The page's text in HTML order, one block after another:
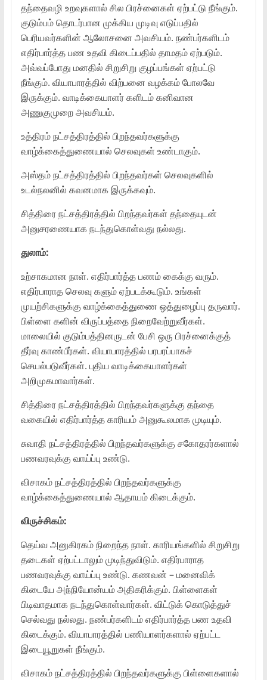
தந்தைவழி உறவுகளால் சில பிரச்னைகள் ஏற்பட்டு நீங்கும்.
குடும்பம் தொடர்பான முக்கிய முடிவு எடுப்பதில்
பெரியவர்களின் ஆலோசனை அவசியம். நண்பர்களிடம்
எதிர்பார்த்த பண உதவி கிடைப்பதில் தாமதம் ஏற்படும்.
அவ்வப்போது மனதில் சிறுசிறு குழப்பங்கள் ஏற்பட்டு
நீங்கும். வியாபாரத்தில் விற்பனை வழக்கம் போலவே
இருக்கும். வாடிக்கையாளர் களிடம் கனிவான
அணுகுமுறை அவசியம்.
உத்திரம் நட்சத்திரத்தில் பிறந்தவர்களுக்கு
வாழ்க்கைத்துணையால் செலவுகள் உண்டாகும்.
அஸ்தம் நட்சத்திரத்தில் பிறந்தவர்கள் செலவுகளில்
உடல்நலனில் கவனமாக இருக்கவும்.
சித்திரை நட்சத்திரத்தில் பிறந்தவர்கள் தந்தையுடன்
அனுசரணையாக நடந்துகொள்வது நல்லது.
துலாம்:
உற்சாகமான நாள். எதிர்பார்த்த பணம் கைக்கு வரும்.
எதிர்பாராத செலவு களும் ஏற்படக்கூடும். உங்கள்
முயற்சிகளுக்கு வாழ்க்கைத்துணை ஒத்துழைப்பு தருவார்.
பிள்ளை களின் விருப்பத்தை நிறைவேற்றுவீர்கள்.
மாலையில் குடும்பத்தினருடன் பேசி ஒரு பிரச்னைக்குத்
தீர்வு காண்பீர்கள். வியாபாரத்தில் பரபரப்பாகச்
செயல்படுவீர்கள். புதிய வாடிக்கையாளர்கள்
அறிமுகமாவார்கள்.
சித்திரை நட்சத்திரத்தில் பிறந்தவர்களுக்கு தந்தை
வகையில் எதிர்பார்த்த காரியம் அனுகூலமாக முடியும்.
சுவாதி நட்சத்திரத்தில் பிறந்தவர்களுக்கு சகோதரர்களால்
பணவரவுக்கு வாய்ப்பு உண்டு.
விசாகம் நட்சத்திரத்தில் பிறந்தவர்களுக்கு
வாழ்க்கைத்துணையால் ஆதாயம் கிடைக்கும்.
விருச்சிகம்:
தெய்வ அனுகிரகம் நிறைந்த நாள். காரியங்களில் சிறுசிறு
தடைகள் ஏற்பட்டாலும் முடிந்துவிடும். எதிர்பாராத
பணவரவுக்கு வாய்ப்பு உண்டு. கணவன் – மனைவிக்
கிடையே அந்நியோன்யம் அதிகரிக்கும். பிள்ளைகள்
பிடிவாதமாக நடந்துகொள்வார்கள். விட்டுக் கொடுத்துச்
செல்வது நல்லது. நண்பர்களிடம் எதிர்பார்த்த பண உதவி
கிடைக்கும். வியாபாரத்தில் பணியாளர்களால் ஏற்பட்ட
இடையூறுகள் நீங்கும்.
விசாகம் நட்சத்திரத்தில் பிறந்தவர்களுக்கு பிள்ளைகளால்